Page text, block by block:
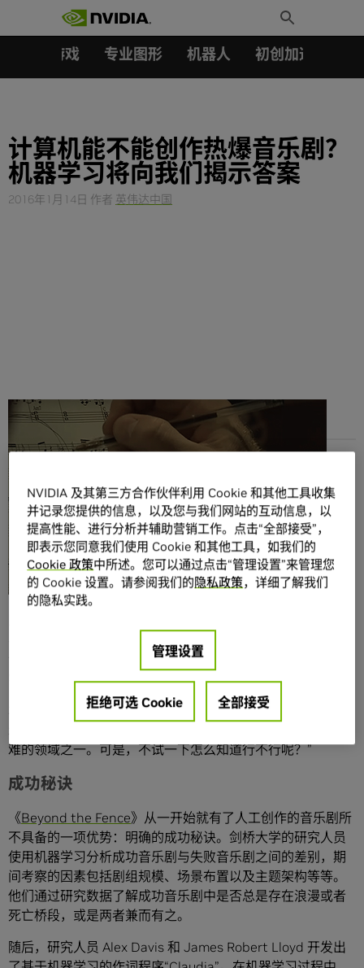
Toggle
Search
游戏 专业图形 机器人 初创加速会员成
计算机能不能创作热爆音乐剧？
机器学习将向我们揭示答案
2016年1月14日 作者 英伟达中国
分享
计算机可以开汽车、可以开发食谱，甚至可以谱写说唱音
乐。那计算机能不能创作热爆音乐剧呢？伦敦的观众们很快
会找到答案。
音乐剧的上演，也是考察技术对艺术和创意流程影响的一次
本剧的执行制作人 Archie Baron 帮助策划了本次实验。他表
难的领域之一。可是，不试一下怎么知道行不行呢？”
成功秘诀
《Beyond the Fence》从一开始就有了人工创作的音乐剧所
不具备的一项优势：明确的成功秘诀。剑桥大学的研究人员
使用机器学习分析成功音乐剧与失败音乐剧之间的差别，期
间考察的因素包括剧组规模、场景布置以及主题架构等等。
他们通过研究数据了解成功音乐剧中是否总是存在浪漫或者
死亡桥段，或是两者兼而有之。
随后，研究人员 Alex Davis 和 James Robert Lloyd 开发出
NVIDIA 及其第三方合作伙伴利用 Cookie 和其他工具收集
并记录您提供的信息，以及您与我们网站的互动信息，以
提高性能、进行分析并辅助营销工作。点击“全部接受”，
即表示您同意我们使用 Cookie 和其他工具，如我们的
Cookie 政策中所述。您可以通过点击“管理设置”来管理您
的 Cookie 设置。请参阅我们的隐私政策，详细了解我们
的隐私实践。
管理设置
拒绝可选 Cookie 全部接受